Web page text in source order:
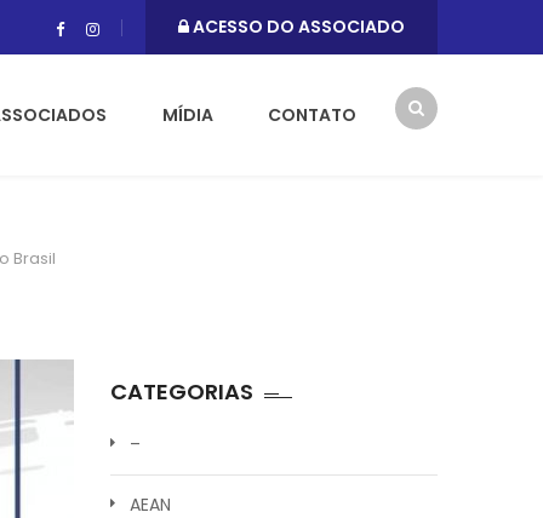
ACESSO DO ASSOCIADO
MÍDIA CONTATO
Brasil
CATEGORIAS
–
AEAN